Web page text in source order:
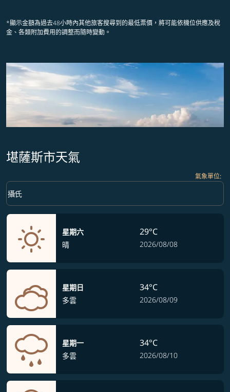
*顯示金額為過去48小時內其他旅客搜尋到的最低票價，將可能依機位供應及稅
金、各類附加費用的調整而隨時變動。
堪薩斯市天氣
氣象單位:
Weather unit option 攝氏 Selected
攝氏
keyboard_arrow_down
星期六
晴
29°C
2026/08/08
星期日
多雲
34°C
2026/08/09
星期一
多雲
34°C
2026/08/10